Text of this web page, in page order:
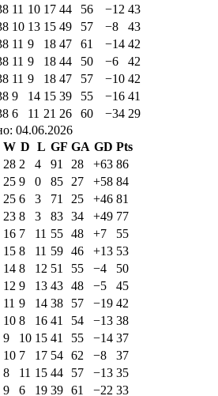
11 10 17 44 56 −12 43
10 13 15 49 57 −8
43
11 9 18 47 61 −14 42
11 9 18 44 50 −6
42
11 9 18 47 57 −10 42
9 14 15 39 55 −16 41
6 11 21 26 60 −34 29
04.06.2026
W D L GF GA GD Pts
28 2 4 91 28 +63 86
25 9 0 85 27 +58 84
25 6 3 71 25 +46 81
23 8 3 83 34 +49 77
16 7 11 55 48 +7
55
15 8 11 59 46 +13 53
14 8 12 51 55 −4
50
12 9 13 43 48 −5
45
11 9 14 38 57 −19 42
10 8 16 41 54 −13 38
9 10 15 41 55 −14 37
10 7 17 54 62 −8
37
8 11 15 44 57 −13 35
9 6 19 39 61 −22 33